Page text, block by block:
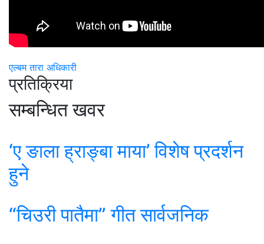
एल्बमतारा अधिकारी
प्रतिक्रिया
सम्बन्धित खवर
‘ए ङाला ह्राङ्बा माया’ विशेष प्रदर्शन
हुने
“चिउरी पातैमा” गीत सार्वजनिक